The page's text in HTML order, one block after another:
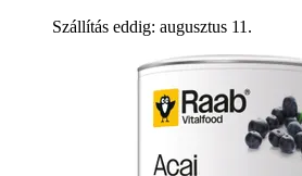
Szállítás eddig: augusztus 11.